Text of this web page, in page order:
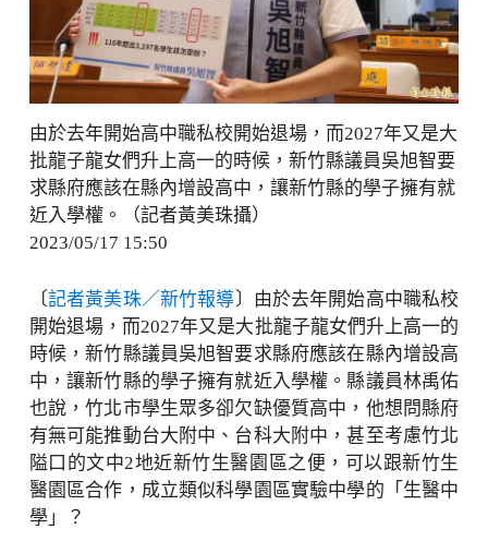
由於去年開始高中職私校開始退場，而2027年又是大
批龍子龍女們升上高一的時候，新竹縣議員吳旭智要
求縣府應該在縣內增設高中，讓新竹縣的學子擁有就
近入學權。（記者黃美珠攝）
2023/05/17 15:50
〔記者黃美珠／新竹報導〕由於去年開始高中職私校
開始退場，而2027年又是大批龍子龍女們升上高一的
時候，新竹縣議員吳旭智要求縣府應該在縣內增設高
中，讓新竹縣的學子擁有就近入學權。縣議員林禹佑
也說，竹北市學生眾多卻欠缺優質高中，他想問縣府
有無可能推動台大附中、台科大附中，甚至考慮竹北
隘口的文中2地近新竹生醫園區之便，可以跟新竹生
醫園區合作，成立類似科學園區實驗中學的「生醫中
學」？